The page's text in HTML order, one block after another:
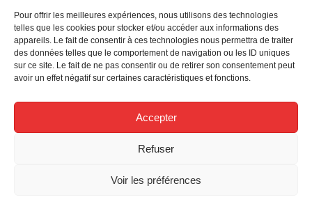
Pour offrir les meilleures expériences, nous utilisons des technologies
telles que les cookies pour stocker et/ou accéder aux informations des
appareils. Le fait de consentir à ces technologies nous permettra de traiter
des données telles que le comportement de navigation ou les ID uniques
sur ce site. Le fait de ne pas consentir ou de retirer son consentement peut
avoir un effet négatif sur certaines caractéristiques et fonctions.
Accepter
Refuser
Voir les préférences
Obtenez l’ensemble des derniers contenus par e-mail.
ALLER